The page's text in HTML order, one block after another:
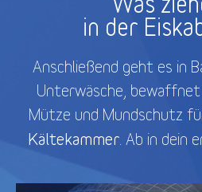
in der
Anschließend geht es in
Unterwäsche, bewaffnet
Mütze und Mundschutz
Kältekammer. Ab in dein